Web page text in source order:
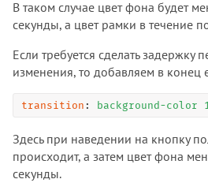
В таком случае цвет фона будет
секунды, а цвет рамки в течение
Если требуется сделать задержку
изменения, то добавляем в конец
transition : background-color 1
Здесь при наведении на кнопку
происходит, а затем цвет фона
секунды.